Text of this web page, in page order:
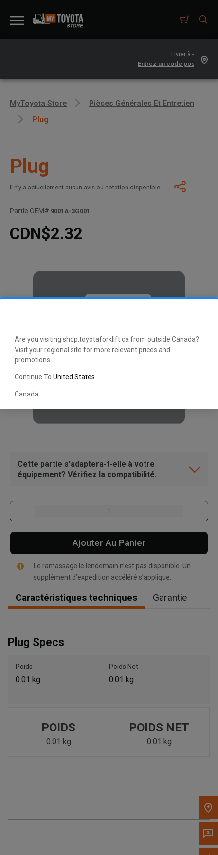
Are you visiting shop.toyotaforklift.ca from outside Canada?
Visit your regional site for more relevant prices and
promotions
Continue To United States
Canada
Livrer à -
Obtenir une direction
Veuillez mettre à jour le code postal 'Livrer à' dans le volet de
MyToyota Store
Pièces Générales Et Entretien
Plug
Plug
Il n’y a actuellement aucun avis ou notation disponible.
Partie OEM# 9001A-3G001
CDN$2.32
Cette partie s’adaptera-t-elle à votre
équipement? Vérifiez la compatibilité.
Ajouter Au Panier
Le ramassage le lendemain n’est pas disponible. Un
supplément d’expédition accéléré s’applique.
Caractéristiques techniques Garantie
Plug Specs
Poids
0.01 kg
Poids Net
0.01 kg
POIDS
0.01 kg
POIDS NET
0.01 kg